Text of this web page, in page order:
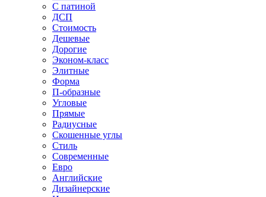
С патиной
ДСП
Стоимость
Дешевые
Дорогие
Эконом-класс
Элитные
Форма
П-образные
Угловые
Прямые
Радиусные
Скошенные углы
Стиль
Современные
Евро
Английские
Дизайнерские